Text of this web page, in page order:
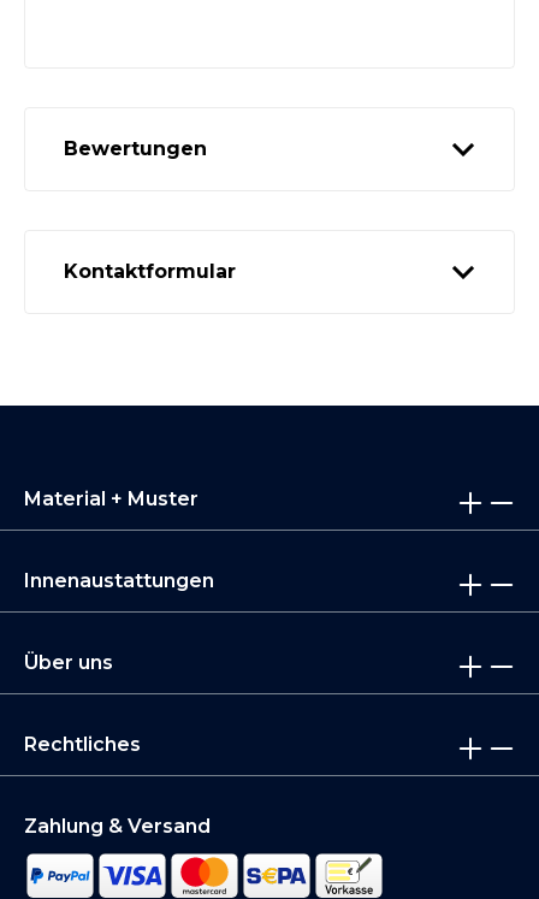
Bewertungen
Kontaktformular
Material + Muster
Innenaustattungen
Über uns
Rechtliches
Zahlung & Versand